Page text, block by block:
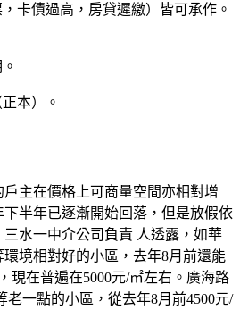
卡債過高，房貸遲繳）皆可承作。
本）。
主在價格上可商量空間亦相對增
半年已逐漸開始回落，但是放假依
水一中介公司負責 人透露，如華
境相對好的小區，去年8月前還能
現在普遍在5000元/㎡左右。廣海路
老一點的小區，從去年8月前4500元/